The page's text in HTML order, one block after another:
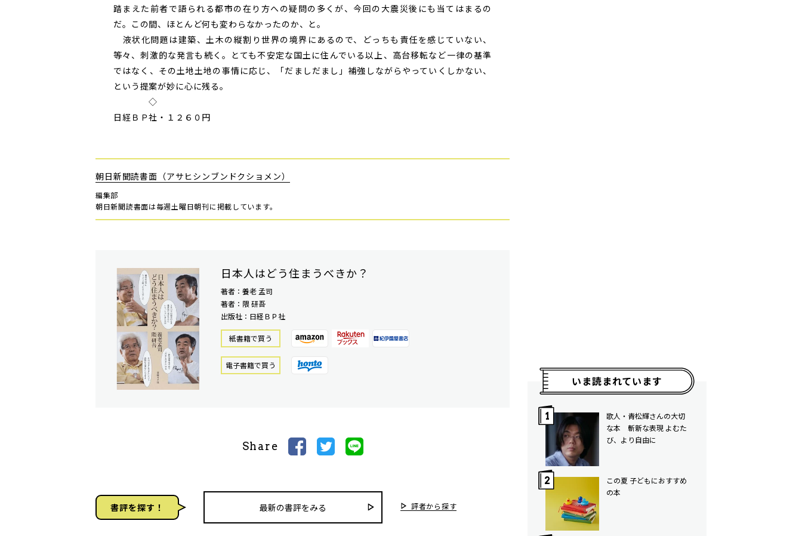
踏まえた前者で語られる都市の在り方への疑問の多くが、今回の大震災後にも当てはまるの
だ。この間、ほとんど何も変わらなかったのか、と。
液状化問題は建築、土木の縦割り世界の境界にあるので、どっちも責任を感じていない、
等々、刺激的な発言も続く。とても不安定な国土に住んでいる以上、高台移転など一律の基準
ではなく、その土地土地の事情に応じ、「だましだまし」補強しながらやっていくしかない、
という提案が妙に心に残る。
◇
日経ＢＰ社・１２６０円
朝日新聞読書面（アサヒシンブンドクショメン）
編集部
朝日新聞読書面は毎週土曜日朝刊に掲載しています。
日本人はどう住まうべきか？
著者：養老 孟司
著者：隈 研吾
出版社：日経ＢＰ社
紙書籍で買う
電⼦書籍で買う
Share
書評を探す！ 最新の書評をみる 評者から探す
いま読まれています
歌人・青松輝さんの大切
な本 斬新な表現 よむた
び、より自由に
この夏 子どもにおすすめ
の本